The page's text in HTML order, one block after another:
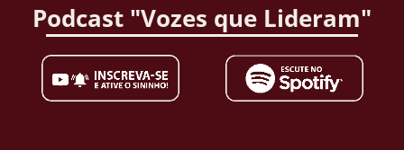
Podcast "Vozes que Lideram"